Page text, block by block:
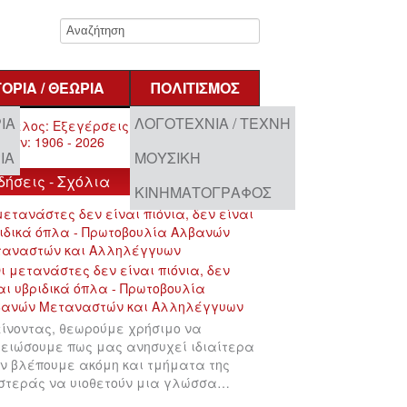
/ ΘΕΩΡΊΑ
ΠΟΛΙΤΙΣΜΌΣ
ΛΟΓΟΤΕΧΝΊΑ / ΤΈΧΝΗ
ΜΟΥΣΙΚΉ
ΚΙΝΗΜΑΤΟΓΡΆΦΟΣ
- Σχόλια
δεν είναι πιόνια, δεν είναι
όπλα - Πρωτοβουλία Αλβανών
και Αλληλέγγυων
θεωρούμε χρήσιμο να
πως μας ανησυχεί ιδιαίτερα
βλέπουμε ακόμη και τμήματα της
να υιοθετούν μια γλώσσα…